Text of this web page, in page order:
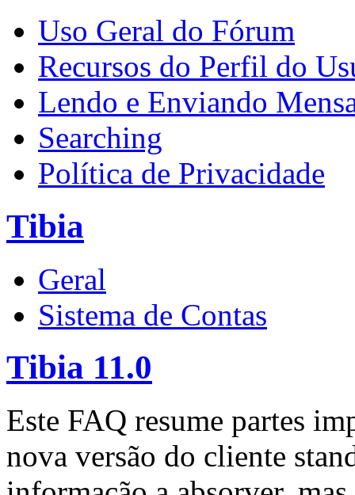
Uso Geral do Fórum
Recursos do Perfil do
Lendo e Enviando
Searching
Política de Privacidade
Tibia
Geral
Sistema de Contas
Tibia 11.0
Este FAQ resume partes
nova versão do cliente